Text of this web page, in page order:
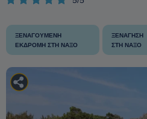
ΞΕΝΑΓΟΎΜΕΝΗ
ΕΚΔΡΟΜΉ ΣΤΗ ΝΆΞΟ
ΞΕΝΆΓΗΣΗ
ΣΤΗ ΝΆΞΟ